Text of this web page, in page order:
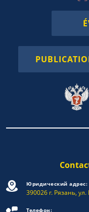
Юридический адрес:
390026 г. Рязань,
Телефон: